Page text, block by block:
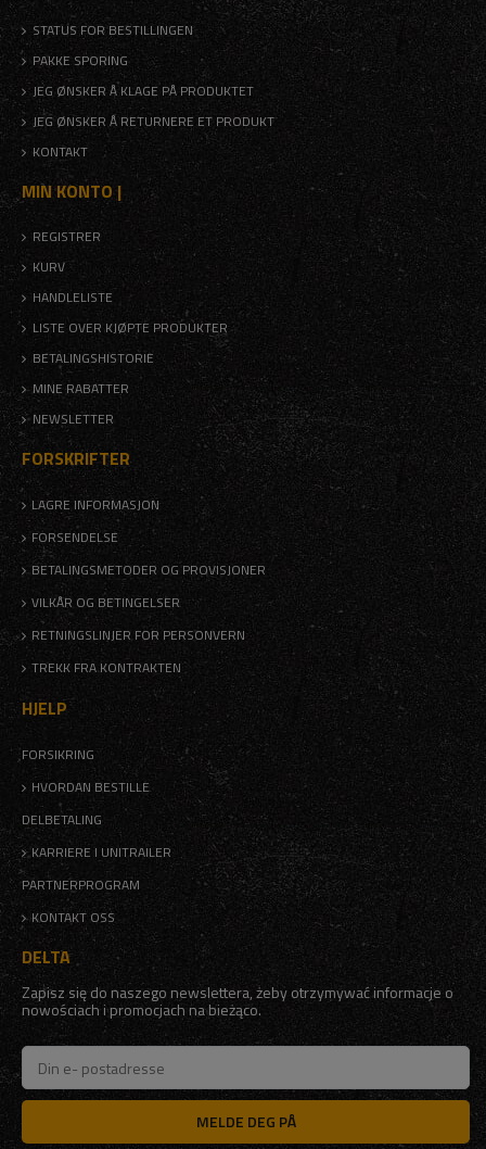
STATUS FOR BESTILLINGEN
PAKKE SPORING
JEG ØNSKER Å KLAGE PÅ PRODUKTET
JEG ØNSKER Å RETURNERE ET PRODUKT
KONTAKT
MIN KONTO |
REGISTRER
KURV
HANDLELISTE
LISTE OVER KJØPTE PRODUKTER
BETALINGSHISTORIE
MINE RABATTER
NEWSLETTER
FORSKRIFTER
LAGRE INFORMASJON
FORSENDELSE
BETALINGSMETODER OG PROVISJONER
VILKÅR OG BETINGELSER
RETNINGSLINJER FOR PERSONVERN
TREKK FRA KONTRAKTEN
HJELP
FORSIKRING
HVORDAN BESTILLE
DELBETALING
KARRIERE I UNITRAILER
PARTNERPROGRAM
KONTAKT OSS
DELTA
Zapisz się do naszego newslettera, żeby otrzymywać informacje o
nowościach i promocjach na bieżąco.
MELDE DEG PÅ